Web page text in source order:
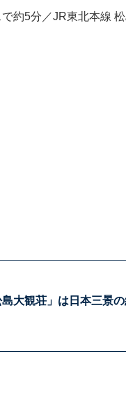
約5分／JR東北本線
大観荘」は日本三景